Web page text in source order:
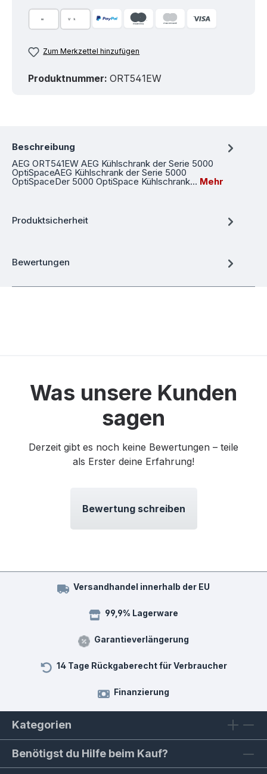
Zum Merkzettel hinzufügen
Produktnummer: ORT541EW
Beschreibung
AEG ORT541EW AEG Kühlschrank der Serie 5000
OptiSpaceAEG Kühlschrank der Serie 5000
OptiSpaceDer 5000 OptiSpace Kühlschrank… Mehr
Produktsicherheit
Bewertungen
Was unsere Kunden
sagen
Derzeit gibt es noch keine Bewertungen – teile
als Erster deine Erfahrung!
Bewertung schreiben
Versandhandel innerhalb der EU
99,9% Lagerware
Garantieverlängerung
14 Tage Rückgaberecht für Verbraucher
Finanzierung
Kategorien
Benötigst du Hilfe beim Kauf?